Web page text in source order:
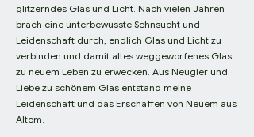
glitzerndes Glas und Licht. Nach vielen Jahren
brach eine unterbewusste Sehnsucht und
Leidenschaft durch, endlich Glas und Licht zu
verbinden und damit altes weggeworfenes Glas
zu neuem Leben zu erwecken. Aus Neugier und
Liebe zu schönem Glas entstand meine
Leidenschaft und das Erschaffen von Neuem aus
Altem.